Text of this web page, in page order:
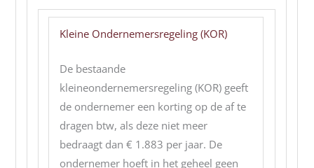
Kleine Ondernemersregeling (KOR)
De bestaande
kleineondernemersregeling (KOR) geeft
de ondernemer een korting op de af te
dragen btw, als deze niet meer
bedraagt dan € 1.883 per jaar. De
ondernemer hoeft in het geheel geen